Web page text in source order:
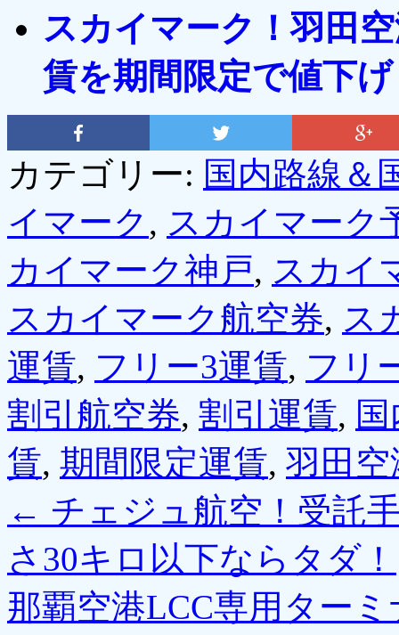
スカイマーク！羽田
賃を期間限定で値下
カテゴリー: 国内路線＆
イマーク , スカイマーク
カイマーク神戸, スカイ
スカイマーク航空券, ス
運賃, フリー3運賃, フリ
割引航空券, 割引運賃,
賃, 期間限定運賃, 羽田空
← チェジュ航空！受託
さ30キロ以下ならタダ！
那覇空港LCC専用ター